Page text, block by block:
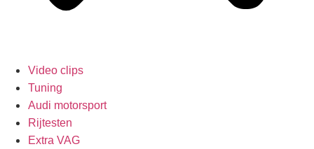
Video clips
Tuning
Audi motorsport
Rijtesten
Extra VAG